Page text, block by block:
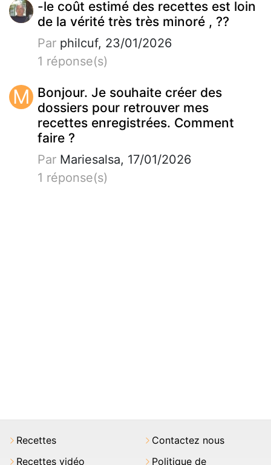
-le coût estimé des recettes est loin
de la vérité très très minoré , ??
Par philcuf, 23/01/2026
1 réponse(s)
M Bonjour. Je souhaite créer des
dossiers pour retrouver mes
recettes enregistrées. Comment
faire ?
Par Mariesalsa, 17/01/2026
1 réponse(s)
Recettes
Recettes vidéo
Contactez nous
Politique de